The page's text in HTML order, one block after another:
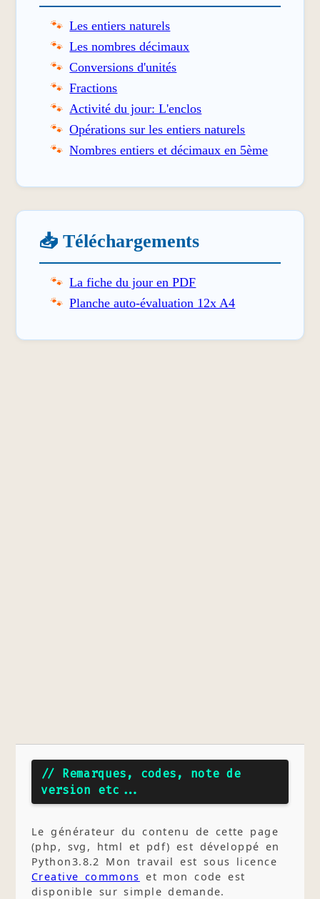
Les entiers naturels
Les nombres décimaux
Conversions d'unités
Fractions
Activité du jour: L'enclos
Opérations sur les entiers naturels
Nombres entiers et décimaux en 5ème
📥 Téléchargements
La fiche du jour en PDF
Planche auto-évaluation 12x A4
// Remarques, codes, note de
version etc...
Le générateur du contenu de cette page
(php, svg, html et pdf) est développé en
Python3.8.2 Mon travail est sous licence
Creative commons et mon code est
disponible sur simple demande.